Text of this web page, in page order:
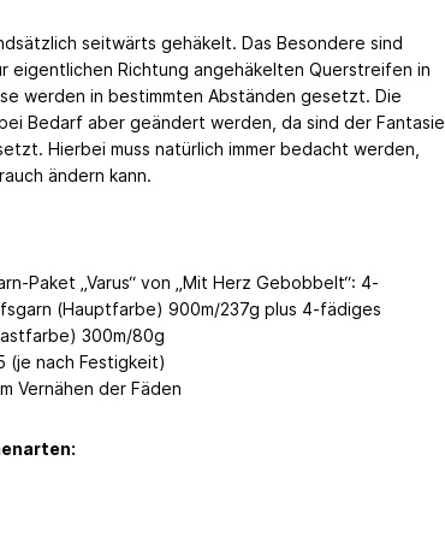
seitwärts gehäkelt. Das Besondere sind
eigentlichen Richtung angehäkelten Querstreifen in
werden in bestimmten Abständen gesetzt. Die
Bedarf aber geändert werden, da sind der Fantasie
Hierbei muss natürlich immer bedacht werden,
ändern kann.
Paket „Varus“ von „Mit Herz Gebobbelt“: 4-
(Hauptfarbe) 900m/237g plus 4-fädiges
300m/80g
(je nach Festigkeit)
Vernähen der Fäden